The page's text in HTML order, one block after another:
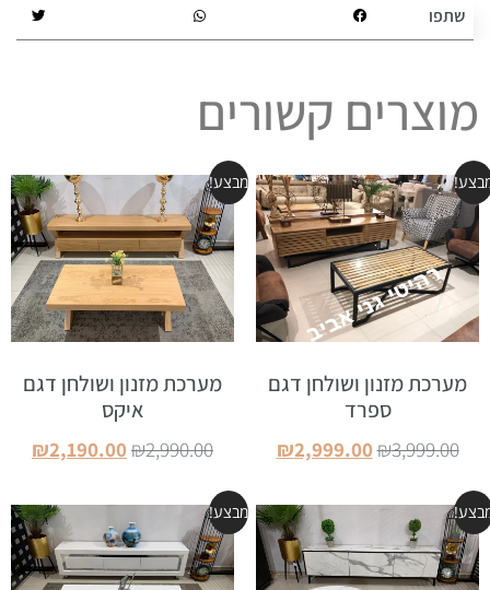
שתפו
מוצרים קשורים
מערכת מזנון ושולחן דגם
ספרד
₪3,999.00
₪2,999.00
מבצע!
מערכת מזנון ושולחן דגם
איקס
₪2,990.00
₪2,190.00
מבצע!